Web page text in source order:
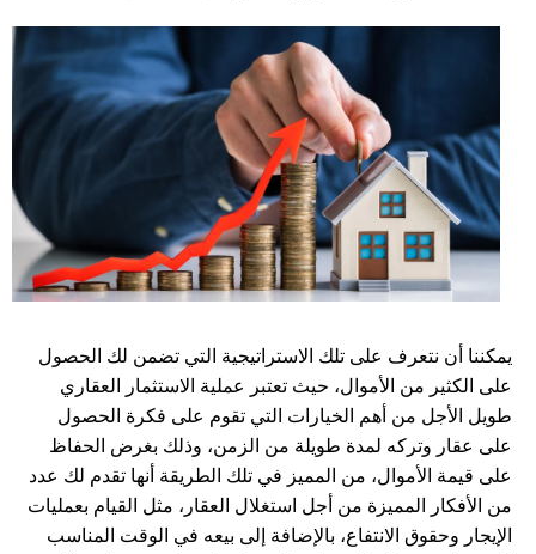
يمكننا أن نتعرف على تلك الاستراتيجية التي تضمن لك الحصول
على الكثير من الأموال، حيث تعتبر عملية الاستثمار العقاري
طويل الأجل من أهم الخيارات التي تقوم على فكرة الحصول
على عقار وتركه لمدة طويلة من الزمن، وذلك بغرض الحفاظ
على قيمة الأموال، من المميز في تلك الطريقة أنها تقدم لك عدد
من الأفكار المميزة من أجل استغلال العقار، مثل القيام بعمليات
الإيجار وحقوق الانتفاع، بالإضافة إلى بيعه في الوقت المناسب